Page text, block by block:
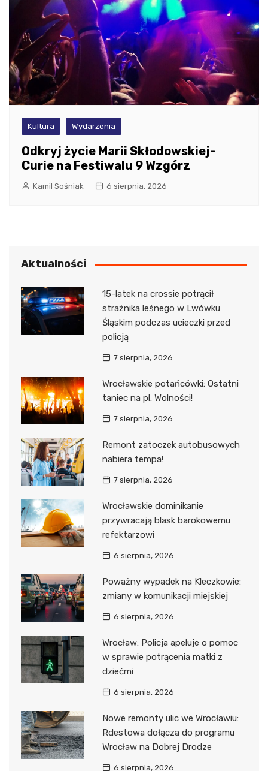
Kultura Wydarzenia
Odkryj życie Marii Skłodowskiej-
Curie na Festiwalu 9 Wzgórz
Kamil Sośniak 6 sierpnia, 2026
Aktualności
15-latek na crossie potrącił
strażnika leśnego w Lwówku
Śląskim podczas ucieczki przed
policją
7 sierpnia, 2026
Wrocławskie potańcówki: Ostatni
taniec na pl. Wolności!
7 sierpnia, 2026
Remont zatoczek autobusowych
nabiera tempa!
7 sierpnia, 2026
Wrocławskie dominikanie
przywracają blask barokowemu
refektarzowi
6 sierpnia, 2026
Poważny wypadek na Kleczkowie:
zmiany w komunikacji miejskiej
6 sierpnia, 2026
Wrocław: Policja apeluje o pomoc
w sprawie potrącenia matki z
dziećmi
6 sierpnia, 2026
Nowe remonty ulic we Wrocławiu:
Rdestowa dołącza do programu
Wrocław na Dobrej Drodze
6 sierpnia, 2026